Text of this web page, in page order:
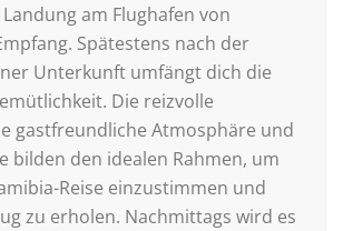
am Flughafen von
Spätestens nach der
Unterkunft umfängt dich die
Die reizvolle
gastfreundliche Atmosphäre und
bilden den idealen Rahmen, um
Reise einzustimmen und
zu erholen. Nachmittags wird es